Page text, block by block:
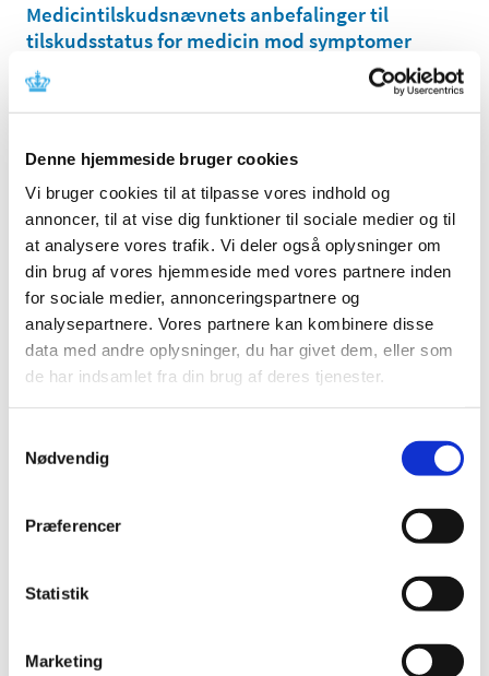
Denne hjemmeside bruger cookies
Vi bruger cookies til at tilpasse vores indhold og
annoncer, til at vise dig funktioner til sociale medier og til
at analysere vores trafik. Vi deler også oplysninger om
din brug af vores hjemmeside med vores partnere inden
for sociale medier, annonceringspartnere og
analysepartnere. Vores partnere kan kombinere disse
data med andre oplysninger, du har givet dem, eller som
de har indsamlet fra din brug af deres tjenester.
Nødvendig
Præferencer
Statistik
Marketing
Medicintilskudsnævnets anbefalinger til
tilskudsstatus for medicin mod symptomer
ved overgangsalder
|3. juli 2018
medicin til behandling af symptomer forbundet med
Noget medicin mod forhøjet blodtryk får
generelt tilskud
|2. juli 2018 |
Lægemiddelstyrelsen har besluttet, at medicin, der
indeholder telmisartan, telmisartan+hydrochlorthiazid
Alle (2506)
2026 (84)
2024 (224)